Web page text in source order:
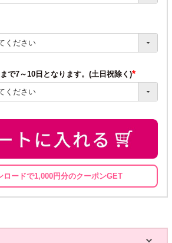
で7～10日となります。(土日祝除く)
(必
ロードで1,000円分のクーポンGET